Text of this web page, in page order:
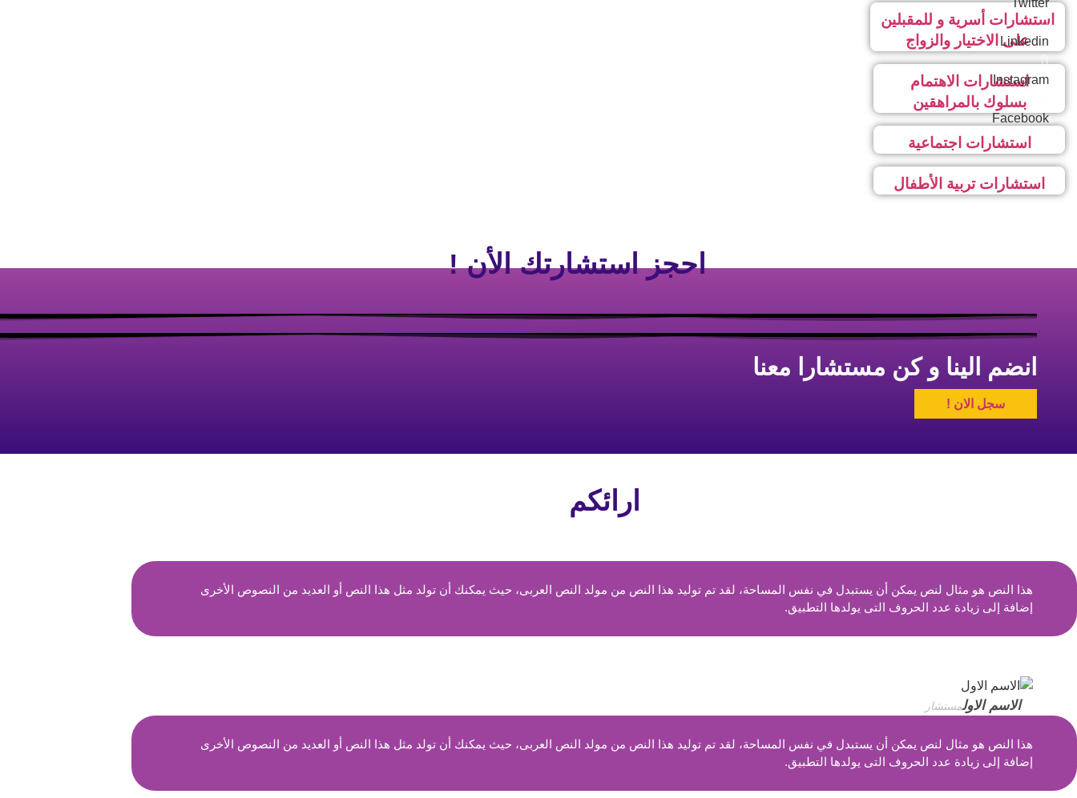
Twitter
Linkedin
Instagram
Facebook
استشارات أسرية و للمقبلين
على الاختيار والزواج
استشارات الاهتمام
بسلوك بالمراهقين
استشارات اجتماعية
استشارات تربية الأطفال
احجز استشارتك الأن !
انضم الينا و كن مستشارا معنا
سجل الان !
ارائكم
هذا النص هو مثال لنص يمكن أن يستبدل في نفس المساحة، لقد تم توليد هذا النص من مولد النص العربى، حيث يمكنك أن تولد مثل هذا النص أو العديد من النصوص الأخرى
إضافة إلى زيادة عدد الحروف التى يولدها التطبيق.
الاسم الاولمستشار
هذا النص هو مثال لنص يمكن أن يستبدل في نفس المساحة، لقد تم توليد هذا النص من مولد النص العربى، حيث يمكنك أن تولد مثل هذا النص أو العديد من النصوص الأخرى
إضافة إلى زيادة عدد الحروف التى يولدها التطبيق.